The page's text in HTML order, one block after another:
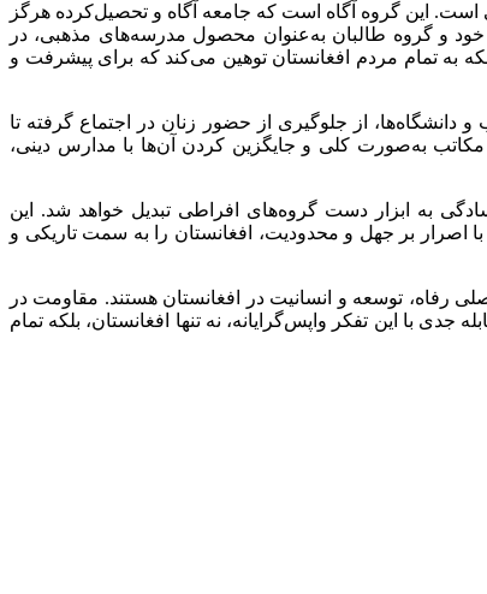
این گروه آگاه است که جامعه آگاه و تحصیل‌کرده هرگز
خود و گروه طالبان به‌عنوان محصول مدرسه‌های مذهبی، در
به تمام مردم افغانستان توهین می‌کند که برای پیشرفت و
از جلوگیری از حضور زنان در اجتماع گرفته تا
مکاتب به‌صورت کلی و جایگزین کردن آن‌ها با مدارس دینی،
به ابزار دست گروه‌های افراطی تبدیل خواهد شد. این
اصرار بر جهل و محدودیت، افغانستان را به سمت تاریکی و
رفاه، توسعه و انسانیت در افغانستان هستند. مقاومت در
با این تفکر واپس‌گرایانه، نه تنها افغانستان، بلکه تمام